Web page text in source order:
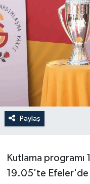
Paylaş
Kutlama programı
19.05'te Efeler'de